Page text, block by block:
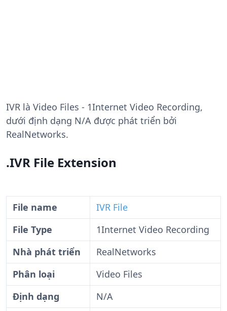
IVR là Video Files - 1Internet Video Recording,
dưới định dạng N/A được phát triển bởi
RealNetworks.
.IVR File Extension
File name
IVR File
File Type
1Internet Video Recording
Nhà phát triển
RealNetworks
Phân loại
Video Files
Định dạng
N/A